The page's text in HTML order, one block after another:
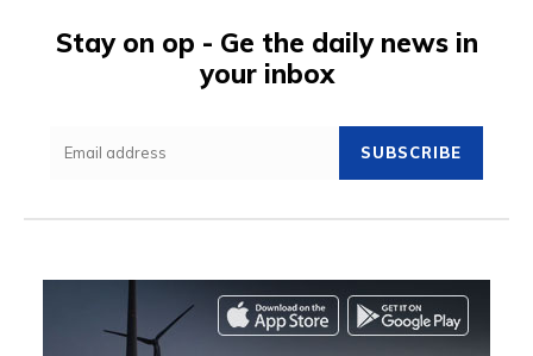
Stay on op - Ge the daily news in
your inbox
SUBSCRIBE